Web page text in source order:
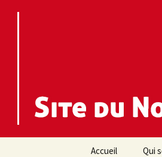
Accueil Qui